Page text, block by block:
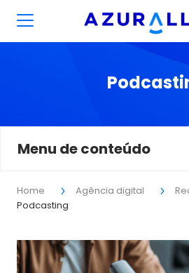
Home Agência digital
Podcasting
Menu de conteúdo